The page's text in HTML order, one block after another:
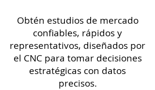
Obtén estudios de mercado
confiables, rápidos y
representativos, diseñados por
el CNC para tomar decisiones
estratégicas con datos
precisos.